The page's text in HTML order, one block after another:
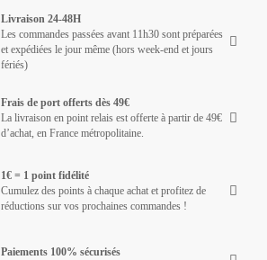
Livraison 24-48H
Les commandes passées avant 11h30 sont préparées
et expédiées le jour même (hors week-end et jours
fériés)
Frais de port offerts dès 49€
La livraison en point relais est offerte à partir de 49€
d’achat, en France métropolitaine.
1€ = 1 point fidélité
Cumulez des points à chaque achat et profitez de
réductions sur vos prochaines commandes !
Paiements 100% sécurisés